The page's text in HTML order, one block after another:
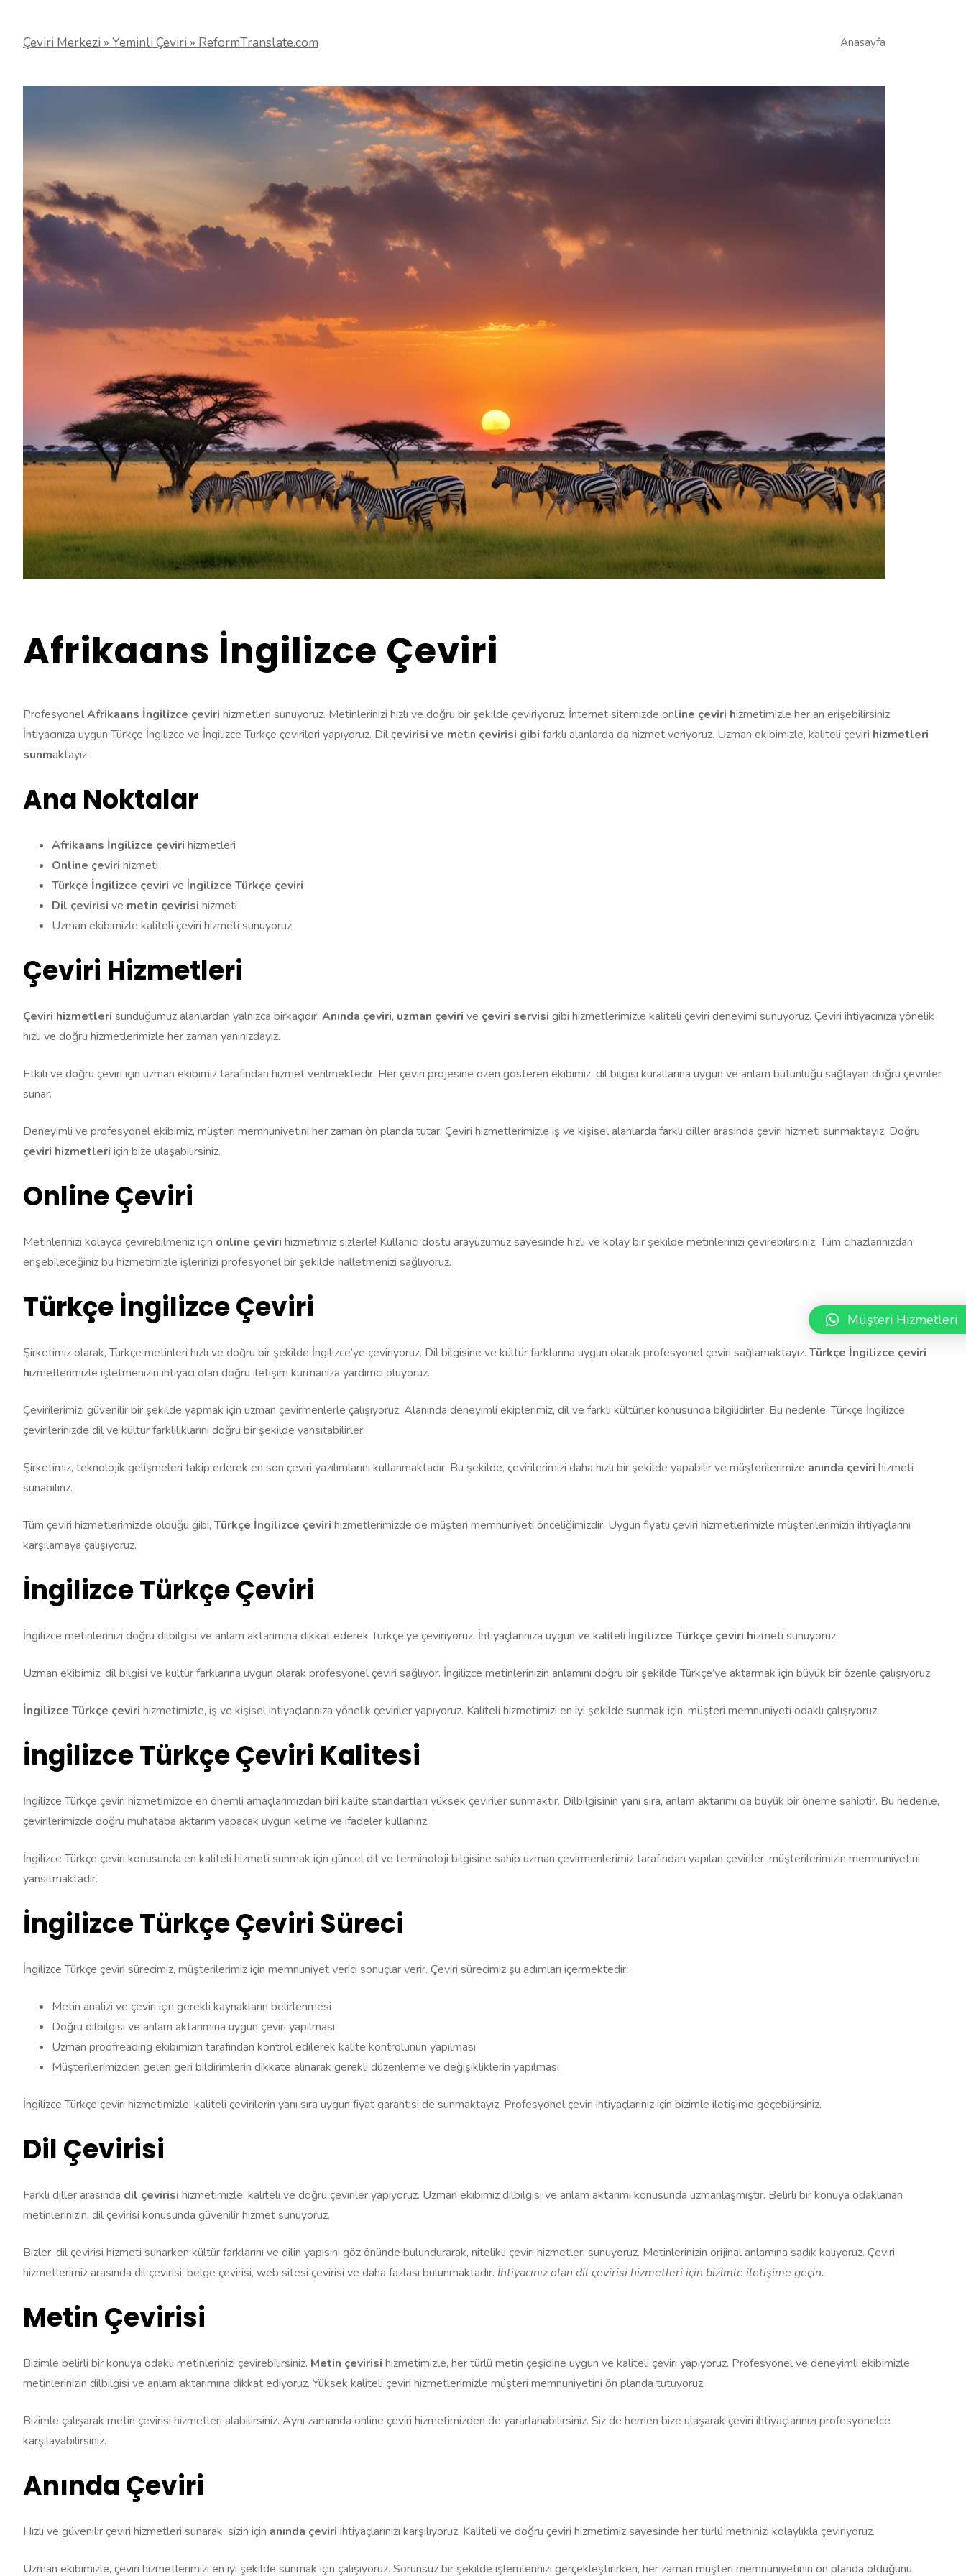
Çeviri Merkezi » Yeminli Çeviri » ReformTranslate.com Anasayfa
Afrikaans İngilizce Çeviri
ProfesyonelAfrikaans İngilizce çeviri hizmetleri sunuyoruz. Metinlerinizi hızlı ve doğru bir şekilde çeviriyoruz. İnternet sitemizde online çeviri hizmetimizle her an erişebilirsiniz.
İhtiyacınıza uygun Türkçe İngilizce ve İngilizce Türkçe çevirileri yapıyoruz. Dil çevirisi ve metin çevirisi gibi farklı alanlarda da hizmet veriyoruz. Uzman ekibimizle, kaliteli çeviri hizmetleri
sunmaktayız.
Ana Noktalar
Afrikaans İngilizce çeviri hizmetleri
Online çeviri hizmeti
Türkçe İngilizce çeviri ve İngilizce Türkçe çeviri
Dil çevirisi ve metin çevirisi hizmeti
Uzman ekibimizle kaliteli çeviri hizmeti sunuyoruz
Çeviri Hizmetleri
Çeviri hizmetleri sunduğumuz alanlardan yalnızca birkaçıdır. Anında çeviri, uzman çeviri ve çeviri servisi gibi hizmetlerimizle kaliteli çeviri deneyimi sunuyoruz. Çeviri ihtiyacınıza yönelik
hızlı ve doğru hizmetlerimizle her zaman yanınızdayız.
Etkili ve doğru çeviri için uzman ekibimiz tarafından hizmet verilmektedir. Her çeviri projesine özen gösteren ekibimiz, dil bilgisi kurallarına uygun ve anlam bütünlüğü sağlayan doğru çeviriler
sunar.
Deneyimli ve profesyonel ekibimiz, müşteri memnuniyetini her zaman ön planda tutar. Çeviri hizmetlerimizle iş ve kişisel alanlarda farklı diller arasında çeviri hizmeti sunmaktayız. Doğru
çeviri hizmetleri için bize ulaşabilirsiniz.
Online Çeviri
Metinlerinizi kolayca çevirebilmeniz için online çeviri hizmetimiz sizlerle! Kullanıcı dostu arayüzümüz sayesinde hızlı ve kolay bir şekilde metinlerinizi çevirebilirsiniz. Tüm cihazlarınızdan
erişebileceğiniz bu hizmetimizle işlerinizi profesyonel bir şekilde halletmenizi sağlıyoruz.
Türkçe İngilizce Çeviri
Şirketimiz olarak, Türkçe metinleri hızlı ve doğru bir şekilde İngilizce’ye çeviriyoruz. Dil bilgisine ve kültür farklarına uygun olarak profesyonel çeviri sağlamaktayız. Türkçe İngilizce çeviri
hizmetlerimizle işletmenizin ihtiyacı olan doğru iletişim kurmanıza yardımcı oluyoruz.
Çevirilerimizi güvenilir bir şekilde yapmak için uzman çevirmenlerle çalışıyoruz. Alanında deneyimli ekiplerimiz, dil ve farklı kültürler konusunda bilgilidirler. Bu nedenle, Türkçe İngilizce
çevirilerinizde dil ve kültür farklılıklarını doğru bir şekilde yansıtabilirler.
Şirketimiz, teknolojik gelişmeleri takip ederek en son çeviri yazılımlarını kullanmaktadır. Bu şekilde, çevirilerimizi daha hızlı bir şekilde yapabilir ve müşterilerimize anında çeviri hizmeti
sunabiliriz.
Tüm çeviri hizmetlerimizde olduğu gibi, Türkçe İngilizce çeviri hizmetlerimizde de müşteri memnuniyeti önceliğimizdir. Uygun fiyatlı çeviri hizmetlerimizle müşterilerimizin ihtiyaçlarını
karşılamaya çalışıyoruz.
İngilizce Türkçe Çeviri
İngilizce metinlerinizi doğru dilbilgisi ve anlam aktarımına dikkat ederek Türkçe’ye çeviriyoruz. İhtiyaçlarınıza uygun ve kaliteli İngilizce Türkçe çeviri hizmeti sunuyoruz.
Uzman ekibimiz, dil bilgisi ve kültür farklarına uygun olarak profesyonel çeviri sağlıyor. İngilizce metinlerinizin anlamını doğru bir şekilde Türkçe’ye aktarmak için büyük bir özenle çalışıyoruz.
İngilizce Türkçe çeviri hizmetimizle, iş ve kişisel ihtiyaçlarınıza yönelik çeviriler yapıyoruz. Kaliteli hizmetimizi en iyi şekilde sunmak için, müşteri memnuniyeti odaklı çalışıyoruz.
İngilizce Türkçe Çeviri Kalitesi
İngilizce Türkçe çeviri hizmetimizde en önemli amaçlarımızdan biri kalite standartları yüksek çeviriler sunmaktır. Dilbilgisinin yanı sıra, anlam aktarımı da büyük bir öneme sahiptir. Bu nedenle,
çevirilerimizde doğru muhataba aktarım yapacak uygun kelime ve ifadeler kullanırız.
İngilizce Türkçe çeviri konusunda en kaliteli hizmeti sunmak için güncel dil ve terminoloji bilgisine sahip uzman çevirmenlerimiz tarafından yapılan çeviriler, müşterilerimizin memnuniyetini
yansıtmaktadır.
İngilizce Türkçe Çeviri Süreci
İngilizce Türkçe çeviri sürecimiz, müşterilerimiz için memnuniyet verici sonuçlar verir. Çeviri sürecimiz şu adımları içermektedir:
Metin analizi ve çeviri için gerekli kaynakların belirlenmesi
Doğru dilbilgisi ve anlam aktarımına uygun çeviri yapılması
Uzman proofreading ekibimizin tarafından kontrol edilerek kalite kontrolünün yapılması
Müşterilerimizden gelen geri bildirimlerin dikkate alınarak gerekli düzenleme ve değişikliklerin yapılması
İngilizce Türkçe çeviri hizmetimizle, kaliteli çevirilerin yanı sıra uygun fiyat garantisi de sunmaktayız. Profesyonel çeviri ihtiyaçlarınız için bizimle iletişime geçebilirsiniz.
Dil Çevirisi
Farklı diller arasında dil çevirisi hizmetimizle, kaliteli ve doğru çeviriler yapıyoruz. Uzman ekibimiz dilbilgisi ve anlam aktarımı konusunda uzmanlaşmıştır. Belirli bir konuya odaklanan
metinlerinizin, dil çevirisi konusunda güvenilir hizmet sunuyoruz.
Bizler, dil çevirisi hizmeti sunarken kültür farklarını ve dilin yapısını göz önünde bulundurarak, nitelikli çeviri hizmetleri sunuyoruz. Metinlerinizin orijinal anlamına sadık kalıyoruz. Çeviri
hizmetlerimiz arasında dil çevirisi, belge çevirisi, web sitesi çevirisi ve daha fazlası bulunmaktadır. İhtiyacınız olan dil çevirisi hizmetleri için bizimle iletişime geçin.
Metin Çevirisi
Bizimle belirli bir konuya odaklı metinlerinizi çevirebilirsiniz. Metin çevirisi hizmetimizle, her türlü metin çeşidine uygun ve kaliteli çeviri yapıyoruz. Profesyonel ve deneyimli ekibimizle
metinlerinizin dilbilgisi ve anlam aktarımına dikkat ediyoruz. Yüksek kaliteli çeviri hizmetlerimizle müşteri memnuniyetini ön planda tutuyoruz.
Bizimle çalışarak metin çevirisi hizmetleri alabilirsiniz. Aynı zamanda online çeviri hizmetimizden de yararlanabilirsiniz. Siz de hemen bize ulaşarak çeviri ihtiyaçlarınızı profesyonelce
karşılayabilirsiniz.
Anında Çeviri
Hızlı ve güvenilir çeviri hizmetleri sunarak, sizin için anında çeviri ihtiyaçlarınızı karşılıyoruz. Kaliteli ve doğru çeviri hizmetimiz sayesinde her türlü metninizi kolaylıkla çeviriyoruz.
Uzman ekibimizle, çeviri hizmetlerimizi en iyi şekilde sunmak için çalışıyoruz. Sorunsuz bir şekilde işlemlerinizi gerçekleştirirken, her zaman müşteri memnuniyetinin ön planda olduğunu
Müşteri Hizmetleri